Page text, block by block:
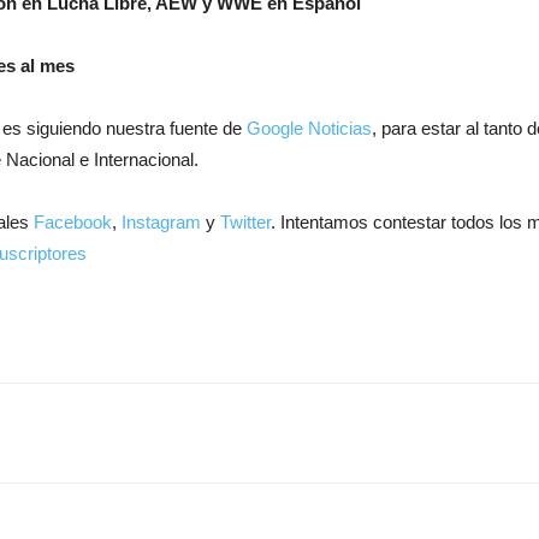
al mes
siguiendo nuestra fuente de Google Noticias, para estar al tanto
e Internacional.
Facebook, Instagram y Twitter. Intentamos contestar todos los